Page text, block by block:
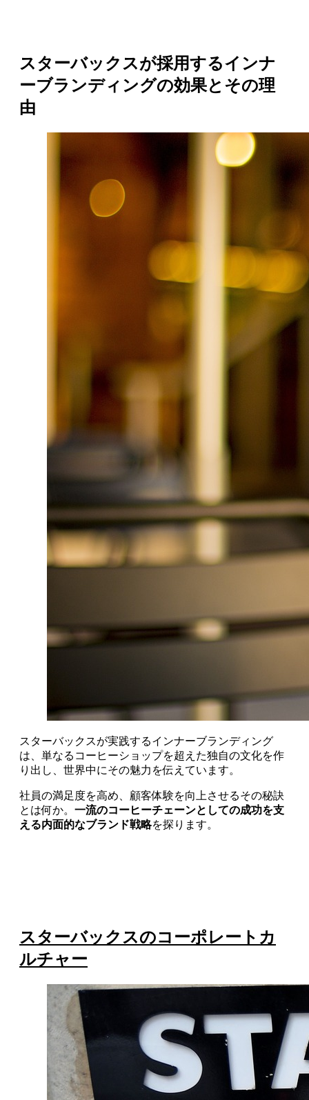
スターバックスが採用するインナ
ーブランディングの効果とその理
由
スターバックスが実践するインナーブランディング
は、単なるコーヒーショップを超えた独自の文化を作
り出し、世界中にその魅力を伝えています。
社員の満足度を高め、顧客体験を向上させるその秘訣
とは何か。 一流のコーヒーチェーンとしての成功を支
える内面的なブランド戦略を探ります。
スターバックスのコーポレートカ
ルチャー